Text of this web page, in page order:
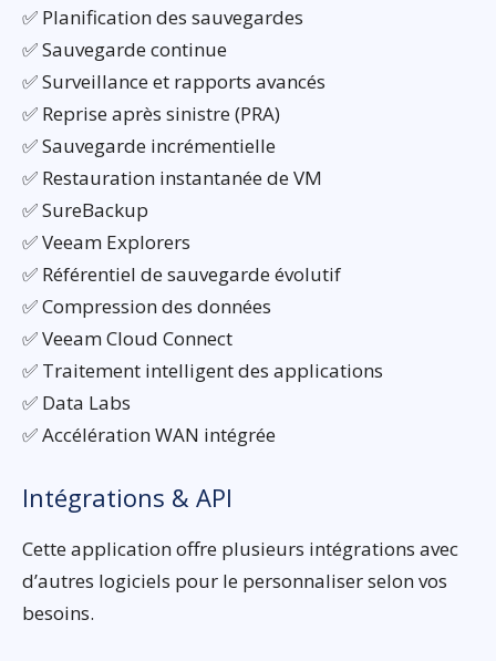
✅ Planification des sauvegardes
✅ Sauvegarde continue
✅ Surveillance et rapports avancés
✅ Reprise après sinistre (PRA)
✅ Sauvegarde incrémentielle
✅ Restauration instantanée de VM
✅ SureBackup
✅ Veeam Explorers
✅ Référentiel de sauvegarde évolutif
✅ Compression des données
✅ Veeam Cloud Connect
✅ Traitement intelligent des applications
✅ Data Labs
✅ Accélération WAN intégrée
Intégrations & API
Cette application offre plusieurs intégrations avec
d’autres logiciels pour le personnaliser selon vos
besoins.